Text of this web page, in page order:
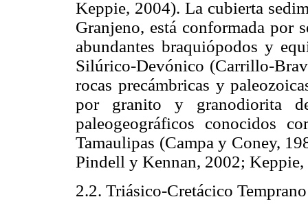
Keppie, 2004). La cubierta
Granjeno, está conformada por
abundantes braquiópodos y
Silúrico-Devónico (Carrillo-
rocas precámbricas y
por granito y granodiorita
paleogeográficos conocidos
Tamaulipas (Campa y Coney,
Pindell y Kennan, 2002; Keppie,
2.2. Triásico-Cretácico Temprano